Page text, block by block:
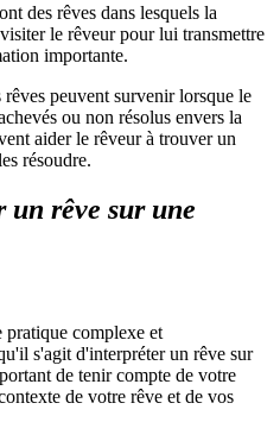
des rêves dans lesquels la
le rêveur pour lui transmettre
importante.
rêves peuvent survenir lorsque le
ou non résolus envers la
aider le rêveur à trouver un
résoudre.
rêve sur une
pratique complexe et
s'agit d'interpréter un rêve sur
de tenir compte de votre
de votre rêve et de vos